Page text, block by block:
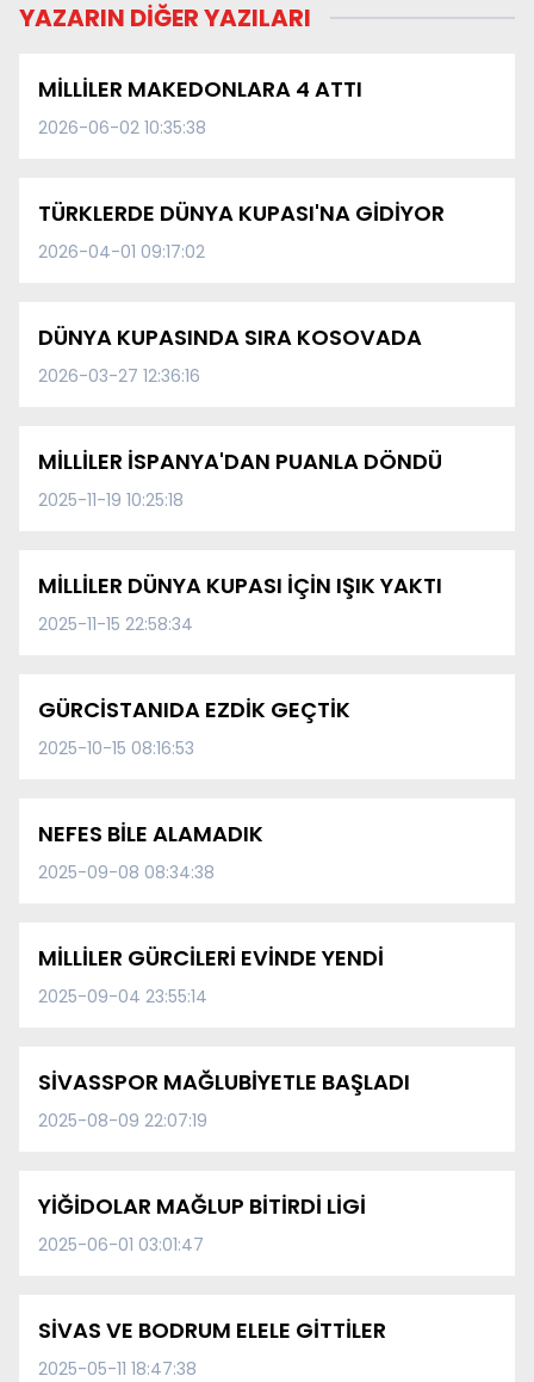
YAZARIN DİĞER YAZILARI
MİLLİLER MAKEDONLARA 4 ATTI
2026-06-02 10:35:38
TÜRKLERDE DÜNYA KUPASI'NA GİDİYOR
2026-04-01 09:17:02
DÜNYA KUPASINDA SIRA KOSOVADA
2026-03-27 12:36:16
MİLLİLER İSPANYA'DAN PUANLA DÖNDÜ
2025-11-19 10:25:18
MİLLİLER DÜNYA KUPASI İÇİN IŞIK YAKTI
2025-11-15 22:58:34
GÜRCİSTANIDA EZDİK GEÇTİK
2025-10-15 08:16:53
NEFES BİLE ALAMADIK
2025-09-08 08:34:38
MİLLİLER GÜRCİLERİ EVİNDE YENDİ
2025-09-04 23:55:14
SİVASSPOR MAĞLUBİYETLE BAŞLADI
2025-08-09 22:07:19
YİĞİDOLAR MAĞLUP BİTİRDİ LİGİ
2025-06-01 03:01:47
SİVAS VE BODRUM ELELE GİTTİLER
2025-05-11 18:47:38